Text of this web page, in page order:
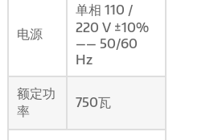
电源
单相 110 /
220 V ±10%
—— 50/60
Hz
额定功
率
750瓦